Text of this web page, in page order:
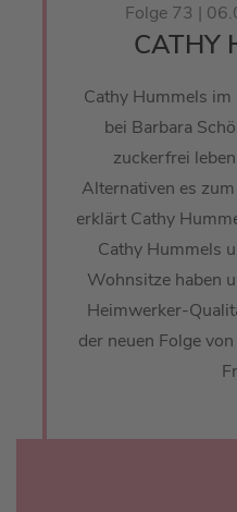
Folge 73 |
CATHY
Cathy Hummels
bei Barbara
zuckerfrei
Alternativen es
erklärt Cathy
Cathy Hummels
Wohnsitze haben
Heimwerker-
der neuen Folge